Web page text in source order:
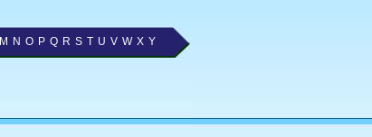
M N O P Q R S T U V W X Y